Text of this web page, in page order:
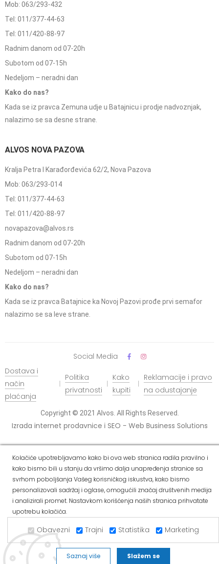
Mob: 063/293-432
Tel: 011/377-44-63
Tel: 011/420-88-97
Radnim danom od 07-20h
Subotom od 07-15h
Nedeljom – neradni dan
Kako do nas?
Kada se iz pravca Zemuna udje u Batajnicu i prodje nadvoznjak,
nalazimo se sa desne strane.
ALVOS NOVA PAZOVA
Kralja Petra I Karađorđevića 62/2, Nova Pazova
Mob: 063/293-014
Tel: 011/377-44-63
Tel: 011/420-88-97
novapazova@alvos.rs
Radnim danom od 07-20h
Subotom od 07-15h
Nedeljom – neradni dan
Kako do nas?
Kada se iz pravca Batajnice ka Novoj Pazovi prođe prvi semafor
nalazimo se sa leve strane.
Copyright © 2021 Alvos. All Rights Reserved.
Izrada internet prodavnice i SEO - Web Business Solutions
Dostava i
način
plaćanja
Politika
privatnosti
Kako
kupiti
Reklamacije i pravo
na odustajanje
Social Media
Kolačiće upotrebljavamo kako bi ova web stranica radila pravilno i
kako bismo bili u stanju da vršimo dalja unapređenja stranice sa
svrhom poboljšanja Vašeg korisničkog iskustva, kako bismo
personalizovali sadržaj i oglase, omogućili značaj društvenih medija
i analizirali promet. Nastavkom korišćenja naših stranica prihvatate
upotrebu kolačića.
Obavezni Trajni Statistika Marketing
Saznaj više Slažem se